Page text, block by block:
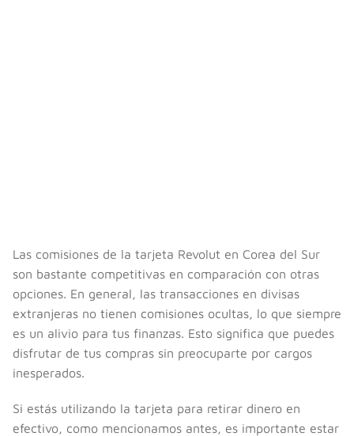
Las comisiones de la tarjeta Revolut en Corea del Sur
son bastante competitivas en comparación con otras
opciones. En general, las transacciones en divisas
extranjeras no tienen comisiones ocultas, lo que siempre
es un alivio para tus finanzas. Esto significa que puedes
disfrutar de tus compras sin preocuparte por cargos
inesperados.
Si estás utilizando la tarjeta para retirar dinero en
efectivo, como mencionamos antes, es importante estar